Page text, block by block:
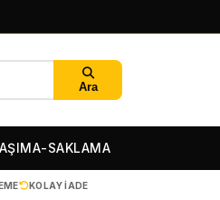
Ara
SAKLAMA
KOLAY IADE